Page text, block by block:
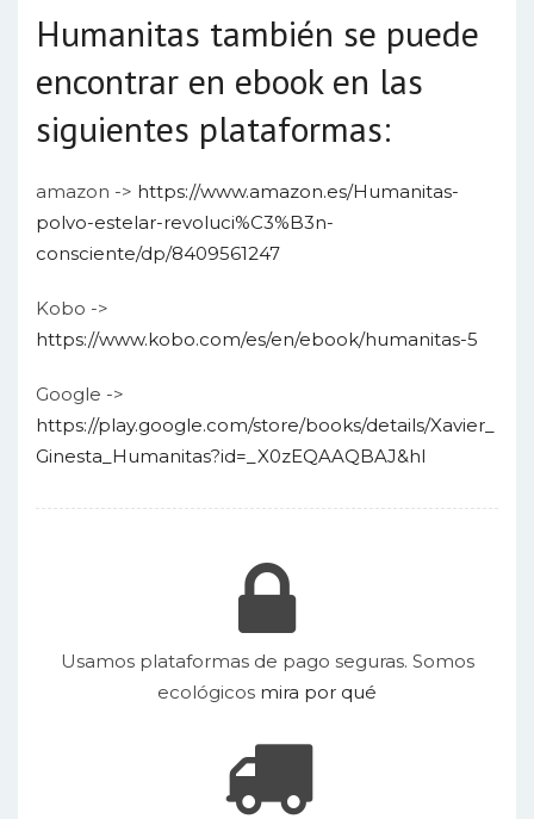
Humanitas también se puede
encontrar en ebook en las
siguientes plataformas:
amazon -> https://www.amazon.es/Humanitas-
polvo-estelar-revoluci%C3%B3n-
consciente/dp/8409561247
Kobo ->
https://www.kobo.com/es/en/ebook/humanitas-5
Google ->
https://play.google.com/store/books/details/Xavier_
Ginesta_Humanitas?id=_X0zEQAAQBAJ&hl
Usamos plataformas de pago seguras. Somos
ecológicos mira por qué